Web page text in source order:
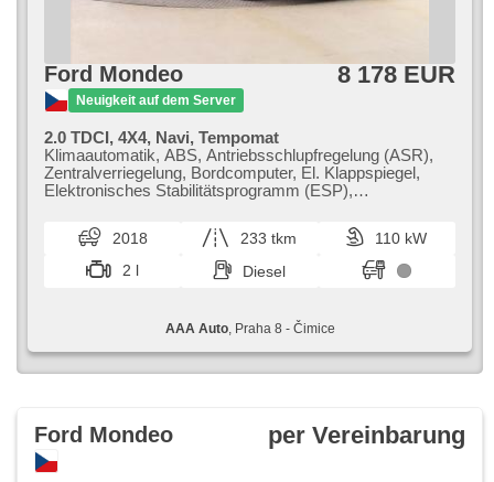
Ford Mondeo
Neuigkeit auf dem Server
8 178 EUR
2.0 TDCI, 4X4, Navi, Tempomat
Klimaautomatik, ABS, Antriebsschlupfregelung (ASR),
Zentralverriegelung, Bordcomputer, El. Klappspiegel,
Elektronisches Stabilitätsprogramm (ESP),
Scheibenwischersensor, starten per Taste,
Anhängerkupplung, Reifendrucksensor, USB, 6x Airbag,
beheizte Frontscheibe, Uhr Spur, El. Spiegel,
Servolenkung, El. Seitenscheiben, Dachträger, Autoradio,
2018 233 tkm
110 kW
2 l
Diesel
AAA Auto, Praha 8 - Čimice
Ford Mondeo per Vereinbarung